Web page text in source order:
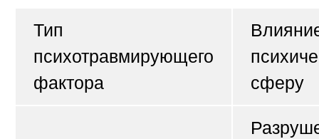
Тип
психотравмирующего
фактора
сферу